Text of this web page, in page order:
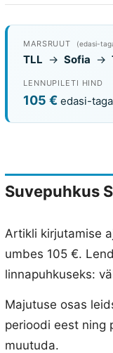
MARSRUUT (edasi-
TLL → Sofia →
LENNUPILETI HIND
105 € edasi-
Suvepuhkus
Artikli kirjutamise
umbes 105 €.
linnapuhkuseks:
Majutuse osas
perioodi eest ning
muutuda.